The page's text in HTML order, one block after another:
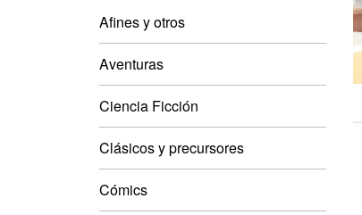
Afines y otros
Aventuras
Ciencia Ficción
Clásicos y precursores
Cómics